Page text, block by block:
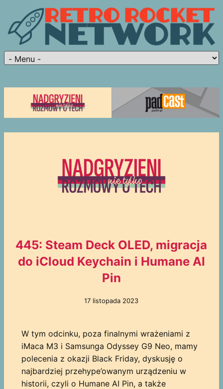
445: Steam Deck OLED, migracja
do iCloud Keychain i Humane AI
Pin
17 listopada 2023
W tym odcinku, poza finalnymi wrażeniami z
iMaca M3 i Samsunga Odyssey G9 Neo, mamy
polecenia z okazji Black Friday, dyskusję o
najbardziej przehype’owanym urządzeniu w
historii, czyli o Humane AI Pin, a także